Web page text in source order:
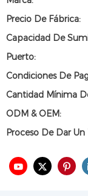
Precio De Fábrica:
Capacidad De
Puerto:
Condiciones De
Cantidad Mínima
ODM & OEM:
Proceso De Dar